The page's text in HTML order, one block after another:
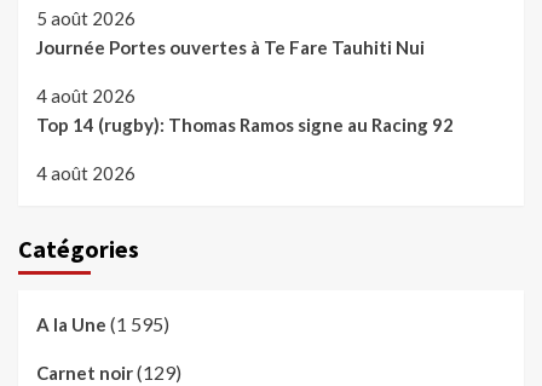
5 août 2026
Journée Portes ouvertes à Te Fare Tauhiti Nui
4 août 2026
Top 14 (rugby): Thomas Ramos signe au Racing 92
4 août 2026
Catégories
A la Une (1 595)
Carnet noir(129)